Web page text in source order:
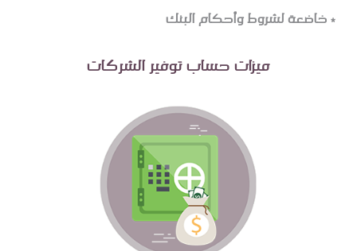
* خاضعة لشروط وأحكام البنك
ميزات حساب توفير الشركات